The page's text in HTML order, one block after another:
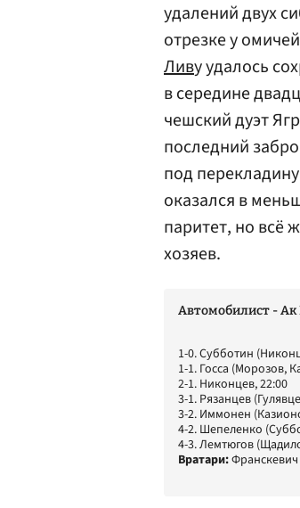
удалений двух
отрезке у
Ливу удалось
в середине
чешский дуэт
последний
под
оказался в
паритет, но всё
хозяев.
Автомобилист - Ак
1-0. Субботин
1-1. Госса (Морозов,
2-1. Никонцев, 22:00
3-1. Рязанцев
3-2. Иммонен
4-2. Шепеленко
4-3. Лемтюгов
Вратари: